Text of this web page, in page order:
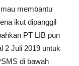
membantu
ikut dipanggil
PT LIB pun
2 Juli 2019 untuk
di bawah